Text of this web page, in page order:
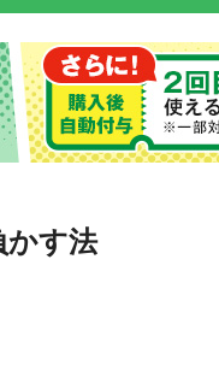
す法